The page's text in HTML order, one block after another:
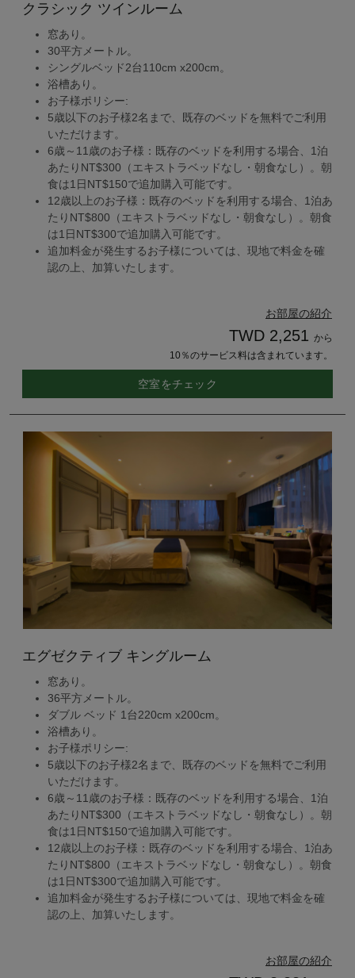
クラシック ツインルーム
窓あり。
30平方メートル。
シングルベッド2台110cm x200cm。
浴槽あり。
お子様ポリシー:
5歳以下のお子様2名まで、既存のベッドを無料でご利用
いただけます。
6歳～11歳のお子様：既存のベッドを利用する場合、1泊
あたりNT$300（エキストラベッドなし・朝食なし）。朝
食は1日NT$150で追加購入可能です。
12歳以上のお子様：既存のベッドを利用する場合、1泊あ
たりNT$800（エキストラベッドなし・朝食なし）。朝食
は1日NT$300で追加購入可能です。
追加料金が発生するお子様については、現地で料金を確
認の上、加算いたします。
お部屋の紹介
TWD 2,251 から
10％のサービス料は含まれています。
空室をチェック
エグゼクティブ キングルーム
窓あり。
36平方メートル。
ダブル ベッド 1台220cm x200cm。
浴槽あり。
お子様ポリシー:
5歳以下のお子様2名まで、既存のベッドを無料でご利用
いただけます。
6歳～11歳のお子様：既存のベッドを利用する場合、1泊
あたりNT$300（エキストラベッドなし・朝食なし）。朝
食は1日NT$150で追加購入可能です。
12歳以上のお子様：既存のベッドを利用する場合、1泊あ
たりNT$800（エキストラベッドなし・朝食なし）。朝食
は1日NT$300で追加購入可能です。
追加料金が発生するお子様については、現地で料金を確
認の上、加算いたします。
お部屋の紹介